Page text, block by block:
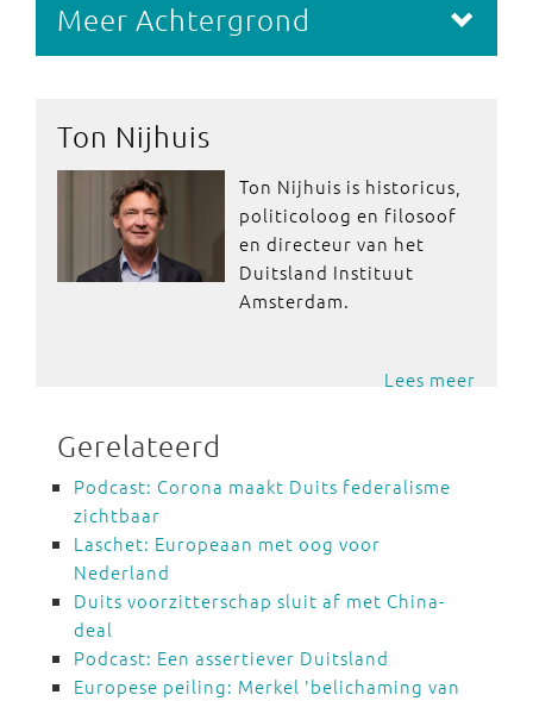
Meer Achtergrond
Ton Nijhuis
Ton Nijhuis is historicus,
politicoloog en filosoof
en directeur van het
Duitsland Instituut
Amsterdam.
Lees meer
Gerelateerd
Podcast: Corona maakt Duits federalisme
zichtbaar
Laschet: Europeaan met oog voor
Nederland
Duits voorzitterschap sluit af met China-
deal
Podcast: Een assertiever Duitsland
Europese peiling: Merkel 'belichaming van